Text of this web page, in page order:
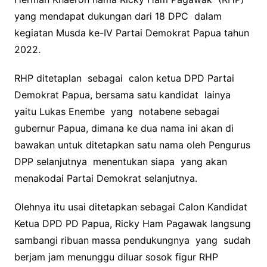
yang mendapat dukungan dari 18 DPC dalam
kegiatan Musda ke-IV Partai Demokrat Papua tahun
2022.
RHP ditetaplan sebagai calon ketua DPD Partai
Demokrat Papua, bersama satu kandidat lainya
yaitu Lukas Enembe yang notabene sebagai
gubernur Papua, dimana ke dua nama ini akan di
bawakan untuk ditetapkan satu nama oleh Pengurus
DPP selanjutnya menentukan siapa yang akan
menakodai Partai Demokrat selanjutnya.
Olehnya itu usai ditetapkan sebagai Calon Kandidat
Ketua DPD PD Papua, Ricky Ham Pagawak langsung
sambangi ribuan massa pendukungnya yang sudah
berjam jam menunggu diluar sosok figur RHP